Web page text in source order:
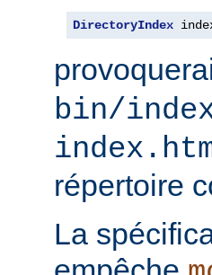
DirectoryIndex
bin/
répertoire
La